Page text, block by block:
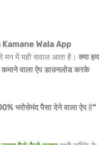
Kamane Wala App
मन में यही सवाल आता है। क्या हम
वाला ऐप डाउनलोड करके
भरोसेमंद पैसा देने वाला ऐपहै“